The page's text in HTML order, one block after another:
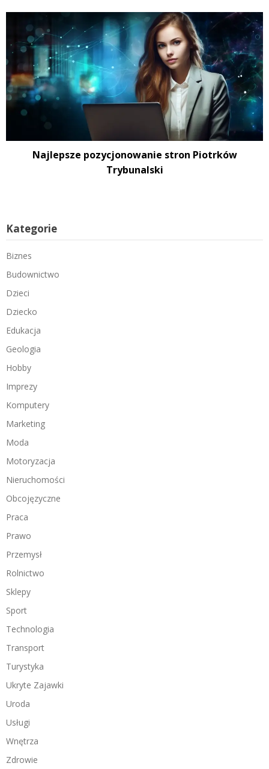
Najlepsze pozycjonowanie stron Piotrków
Trybunalski
Kategorie
Biznes
Budownictwo
Dzieci
Dziecko
Edukacja
Geologia
Hobby
Imprezy
Komputery
Marketing
Moda
Motoryzacja
Nieruchomości
Obcojęzyczne
Praca
Prawo
Przemysł
Rolnictwo
Sklepy
Sport
Technologia
Transport
Turystyka
Ukryte Zajawki
Uroda
Usługi
Wnętrza
Zdrowie